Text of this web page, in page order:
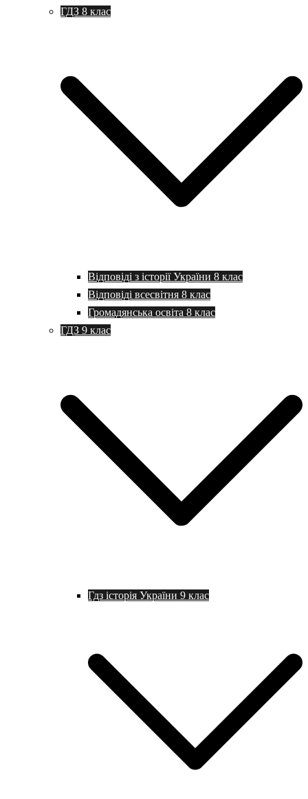
ГДЗ 8 клас
Відповіді з історії України 8 клас
Відповіді всесвітня 8 клас
Громадянська освіта 8 клас
ГДЗ 9 клас
Гдз історія України 9 клас